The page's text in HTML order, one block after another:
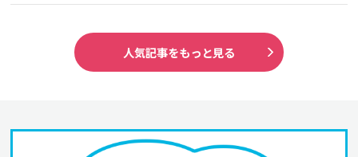
人気記事をもっと見る